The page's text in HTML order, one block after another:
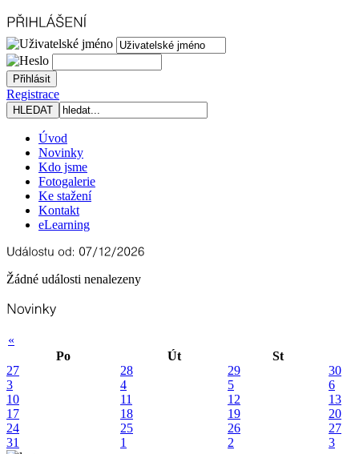
Registrace
Úvod
Novinky
Kdo jsme
Fotogalerie
Ke stažení
Kontakt
eLearning
Žádné události nenalezeny
«
Po
Út
St
27
28 29
30
3
4 5
6
10
11 12
13
17
18 19
20
24
25 26
27
31
1 2 3